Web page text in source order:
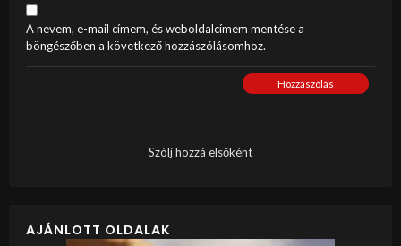
A nevem, e-mail címem, és weboldalcímem mentése a
böngészőben a következő hozzászólásomhoz.
Hozzászólás
Szólj hozzá elsőként
AJÁNLOTT OLDALAK